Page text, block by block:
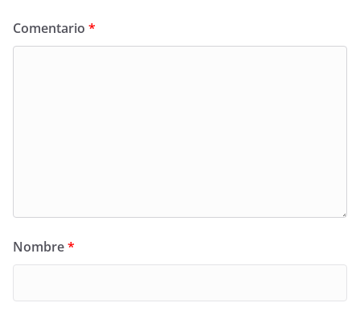
Comentario *
Nombre*